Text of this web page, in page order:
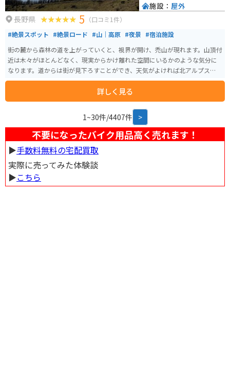
長野県 5 （口コミ1件）
#絶景スポット #絶景ロード #山｜高原 #夜景 #宿泊施設
街の麓から森林の道を上がっていくと、視界が開け、禿山が現れます。山頂付
近は木々がほとんどなく、現実からかけ離れた空間にいるかのような気分に
なります。道からは街が見下ろすことができ、天気がよければ北アルプスなど
が一望できます。
詳しく見る
施設： 屋外
1~30件/4407件 >
不要になったバイク用品高く売れます！
▶︎手数料無料の宅配買取
実際に売ってみた体験談
▶︎こちら